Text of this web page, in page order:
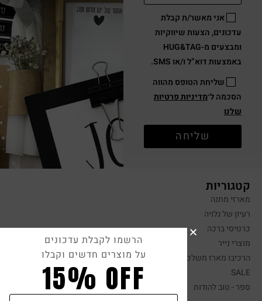
אני מאשר/ת קבלת
עדכונים, הצעות שיווקיות
ומבצעים מ-HUG&TAG
באמצעות דוא”ל ו/או SMS.
שליחת הטופס מהווה
הסכמה ל־מדיניות פרטיות
שלנו
שליחה
קטגוריות
מארזי מתנה
רעיון של גלויה
כרטיסי ברכה
מוצרי נייר
הרכיבו מארז משלכם
SALE
ספר - טוב להודות
הרשמו לקבלת עדכונים
על מוצרים חדשים וקבלו
15% OFF